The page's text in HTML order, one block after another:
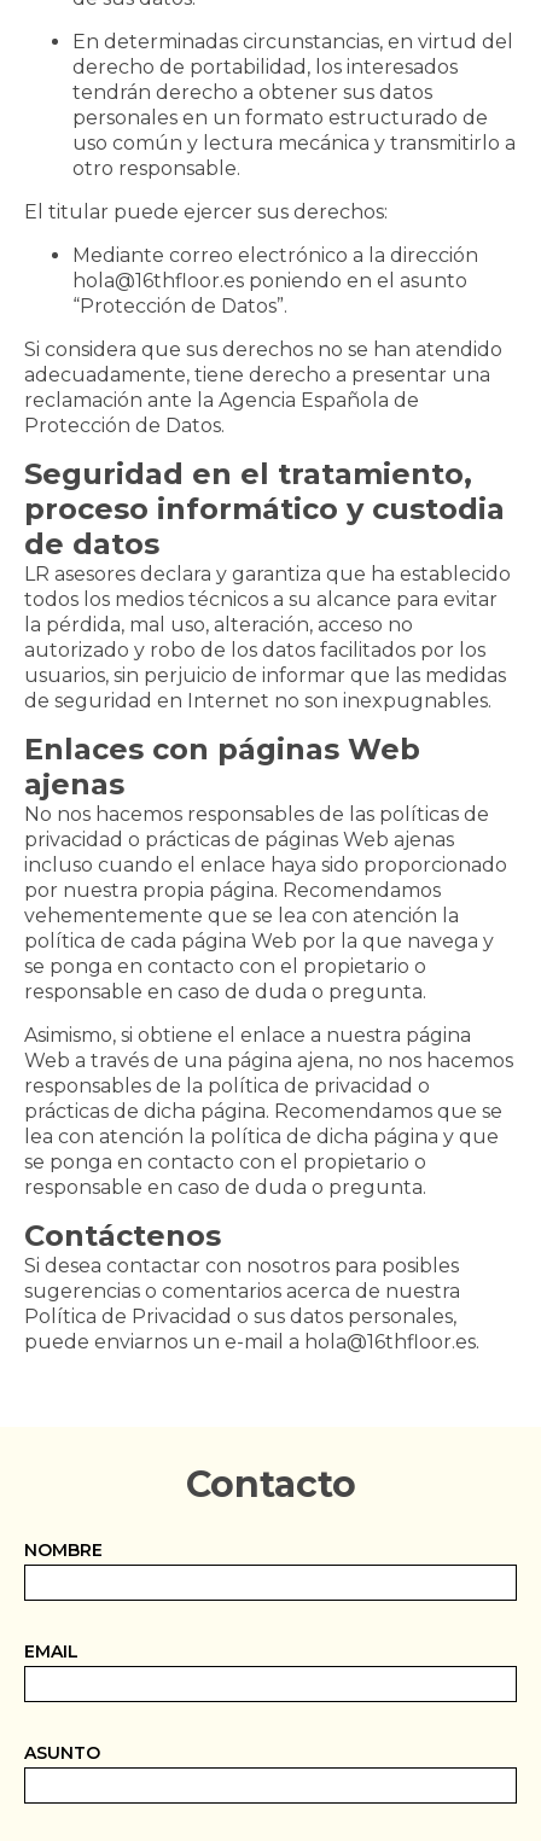
En determinadas circunstancias, en virtud del
derecho de portabilidad, los interesados
tendrán derecho a obtener sus datos
personales en un formato estructurado de
uso común y lectura mecánica y transmitirlo a
otro responsable.
El titular puede ejercer sus derechos:
Mediante correo electrónico a la dirección
hola@16thfloor.es poniendo en el asunto
“Protección de Datos”.
Si considera que sus derechos no se han atendido
adecuadamente, tiene derecho a presentar una
reclamación ante la Agencia Española de
Protección de Datos.
Seguridad en el tratamiento,
proceso informático y custodia
de datos
LR asesores declara y garantiza que ha establecido
todos los medios técnicos a su alcance para evitar
la pérdida, mal uso, alteración, acceso no
autorizado y robo de los datos facilitados por los
usuarios, sin perjuicio de informar que las medidas
de seguridad en Internet no son inexpugnables.
Enlaces con páginas Web
ajenas
No nos hacemos responsables de las políticas de
privacidad o prácticas de páginas Web ajenas
incluso cuando el enlace haya sido proporcionado
por nuestra propia página. Recomendamos
vehementemente que se lea con atención la
política de cada página Web por la que navega y
se ponga en contacto con el propietario o
responsable en caso de duda o pregunta.
Asimismo, si obtiene el enlace a nuestra página
Web a través de una página ajena, no nos hacemos
responsables de la política de privacidad o
prácticas de dicha página. Recomendamos que se
lea con atención la política de dicha página y que
se ponga en contacto con el propietario o
responsable en caso de duda o pregunta.
Contáctenos
Si desea contactar con nosotros para posibles
sugerencias o comentarios acerca de nuestra
Política de Privacidad o sus datos personales,
puede enviarnos un e-mail a hola@16thfloor.es.
Contacto
NOMBRE
EMAIL
ASUNTO